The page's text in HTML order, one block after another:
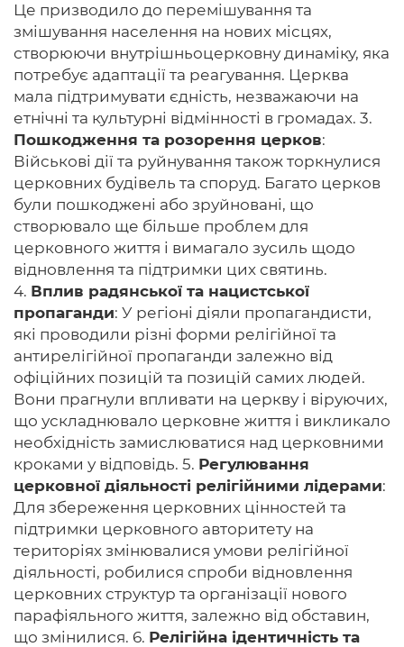
Це призводило до перемішування та
змішування населення на нових місцях,
створюючи внутрішньоцерковну динаміку, яка
потребує адаптації та реагування. Церква
мала підтримувати єдність, незважаючи на
етнічні та культурні відмінності в громадах. 3.
Пошкодження та розорення церков:
Військові дії та руйнування також торкнулися
церковних будівель та споруд. Багато церков
були пошкоджені або зруйновані, що
створювало ще більше проблем для
церковного життя і вимагало зусиль щодо
відновлення та підтримки цих святинь.
4. Вплив радянської та нацистської
пропаганди: У регіоні діяли пропагандисти,
які проводили різні форми релігійної та
антирелігійної пропаганди залежно від
офіційних позицій та позицій самих людей.
Вони прагнули впливати на церкву і віруючих,
що ускладнювало церковне життя і викликало
необхідність замислюватися над церковними
кроками у відповідь. 5. Регулювання
церковної діяльності релігійними лідерами:
Для збереження церковних цінностей та
підтримки церковного авторитету на
територіях змінювалися умови релігійної
діяльності, робилися спроби відновлення
церковних структур та організації нового
парафіяльного життя, залежно від обставин,
що змінилися. 6. Релігійна ідентичність та